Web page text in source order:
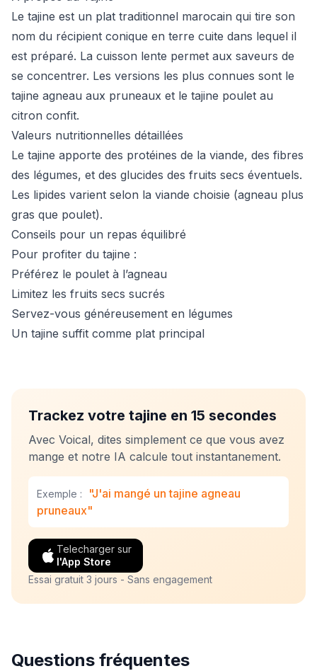
Le tajine est un plat traditionnel marocain qui tire son
nom du récipient conique en terre cuite dans lequel il
est préparé. La cuisson lente permet aux saveurs de
se concentrer. Les versions les plus connues sont le
tajine agneau aux pruneaux et le tajine poulet au
citron confit.
Valeurs nutritionnelles détaillées
Le tajine apporte des protéines de la viande, des fibres
des légumes, et des glucides des fruits secs éventuels.
Les lipides varient selon la viande choisie (agneau plus
gras que poulet).
Conseils pour un repas équilibré
Pour profiter du tajine :
Préférez le poulet à l’agneau
Limitez les fruits secs sucrés
Servez-vous généreusement en légumes
Un tajine suffit comme plat principal
Trackez votre tajine en 15 secondes
Avec Voical, dites simplement ce que vous avez
mange et notre IA calcule tout instantanement.
Exemple :
"J'ai mangé un tajine agneau
pruneaux"
Telecharger sur
l'App Store
Essai gratuit 3 jours - Sans engagement
Questions fréquentes